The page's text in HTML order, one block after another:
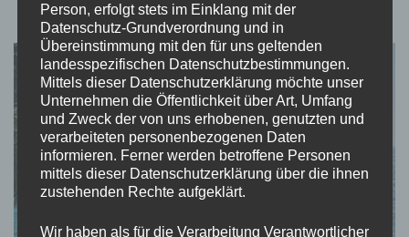
Person, erfolgt stets im Einklang mit der
Datenschutz-Grundverordnung und in
Übereinstimmung mit den für uns geltenden
landesspezifischen Datenschutzbestimmungen.
Mittels dieser Datenschutzerklärung möchte unser
Unternehmen die Öffentlichkeit über Art, Umfang
und Zweck der von uns erhobenen, genutzten und
verarbeiteten personenbezogenen Daten
informieren. Ferner werden betroffene Personen
mittels dieser Datenschutzerklärung über die ihnen
zustehenden Rechte aufgeklärt.
Wir haben als für die Verarbeitung Verantwortlicher